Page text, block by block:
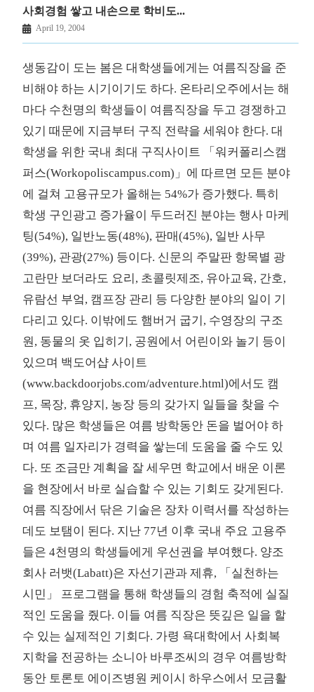
사회경험 쌓고 내손으로 학비도...
April 19, 2004
생동감이 도는 봄은 대학생들에게는 여름직장을 준
비해야 하는 시기이기도 하다. 온타리오주에서는 해
마다 수천명의 학생들이 여름직장을 두고 경쟁하고
있기 때문에 지금부터 구직 전략을 세워야 한다. 대
학생을 위한 국내 최대 구직사이트 「워커폴리스캠
퍼스(Workopoliscampus.com)」에 따르면 모든 분야
에 걸쳐 고용규모가 올해는 54%가 증가했다. 특히
학생 구인광고 증가율이 두드러진 분야는 행사 마케
팅(54%), 일반노동(48%), 판매(45%), 일반 사무
(39%), 관광(27%) 등이다. 신문의 주말판 항목별 광
고란만 보더라도 요리, 초콜릿제조, 유아교육, 간호,
유람선 부엌, 캠프장 관리 등 다양한 분야의 일이 기
다리고 있다. 이밖에도 햄버거 굽기, 수영장의 구조
원, 동물의 옷 입히기, 공원에서 어린이와 놀기 등이
있으며 백도어샵 사이트
(www.backdoorjobs.com/adventure.html)에서도 캠
프, 목장, 휴양지, 농장 등의 갖가지 일들을 찾을 수
있다. 많은 학생들은 여름 방학동안 돈을 벌어야 하
며 여름 일자리가 경력을 쌓는데 도움을 줄 수도 있
다. 또 조금만 계획을 잘 세우면 학교에서 배운 이론
을 현장에서 바로 실습할 수 있는 기회도 갖게된다.
여름 직장에서 닦은 기술은 장차 이력서를 작성하는
데도 보탬이 된다. 지난 77년 이후 국내 주요 고용주
들은 4천명의 학생들에게 우선권을 부여했다. 양조
회사 러뱃(Labatt)은 자선기관과 제휴, 「실천하는
시민」 프로그램을 통해 학생들의 경험 축적에 실질
적인 도움을 줬다. 이들 여름 직장은 뜻깊은 일을 할
수 있는 실제적인 기회다. 가령 욕대학에서 사회복
지학을 전공하는 소니아 바루조씨의 경우 여름방학
동안 토론토 에이즈병원 케이시 하우스에서 모금활